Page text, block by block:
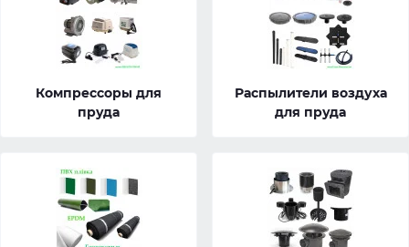
Компрессоры для
пруда
Распылители воздуха
для пруда